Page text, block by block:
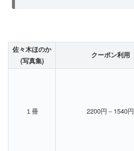
佐々木ほのか
(写真集)
クーポン利用
１冊 2200円－1540円